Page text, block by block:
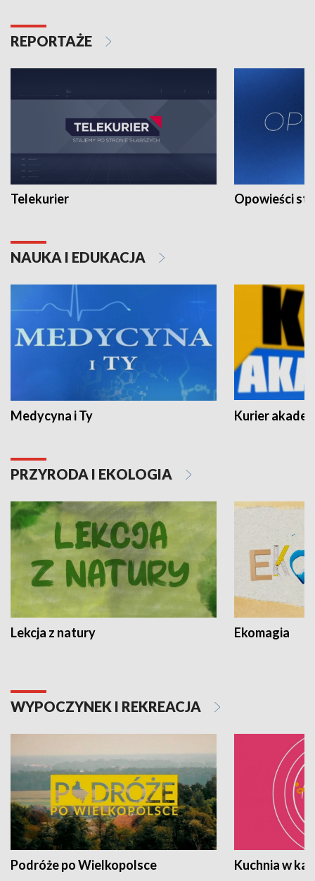
REPORTAŻE
Telekurier Opowieści
NAUKA I EDUKACJA
Medycyna i Ty Kurier
PRZYRODA I EKOLOGIA
Lekcja z natury Ekomagia
WYPOCZYNEK I REKREACJA
Podróże po Wielkopolsce Kuchnia w